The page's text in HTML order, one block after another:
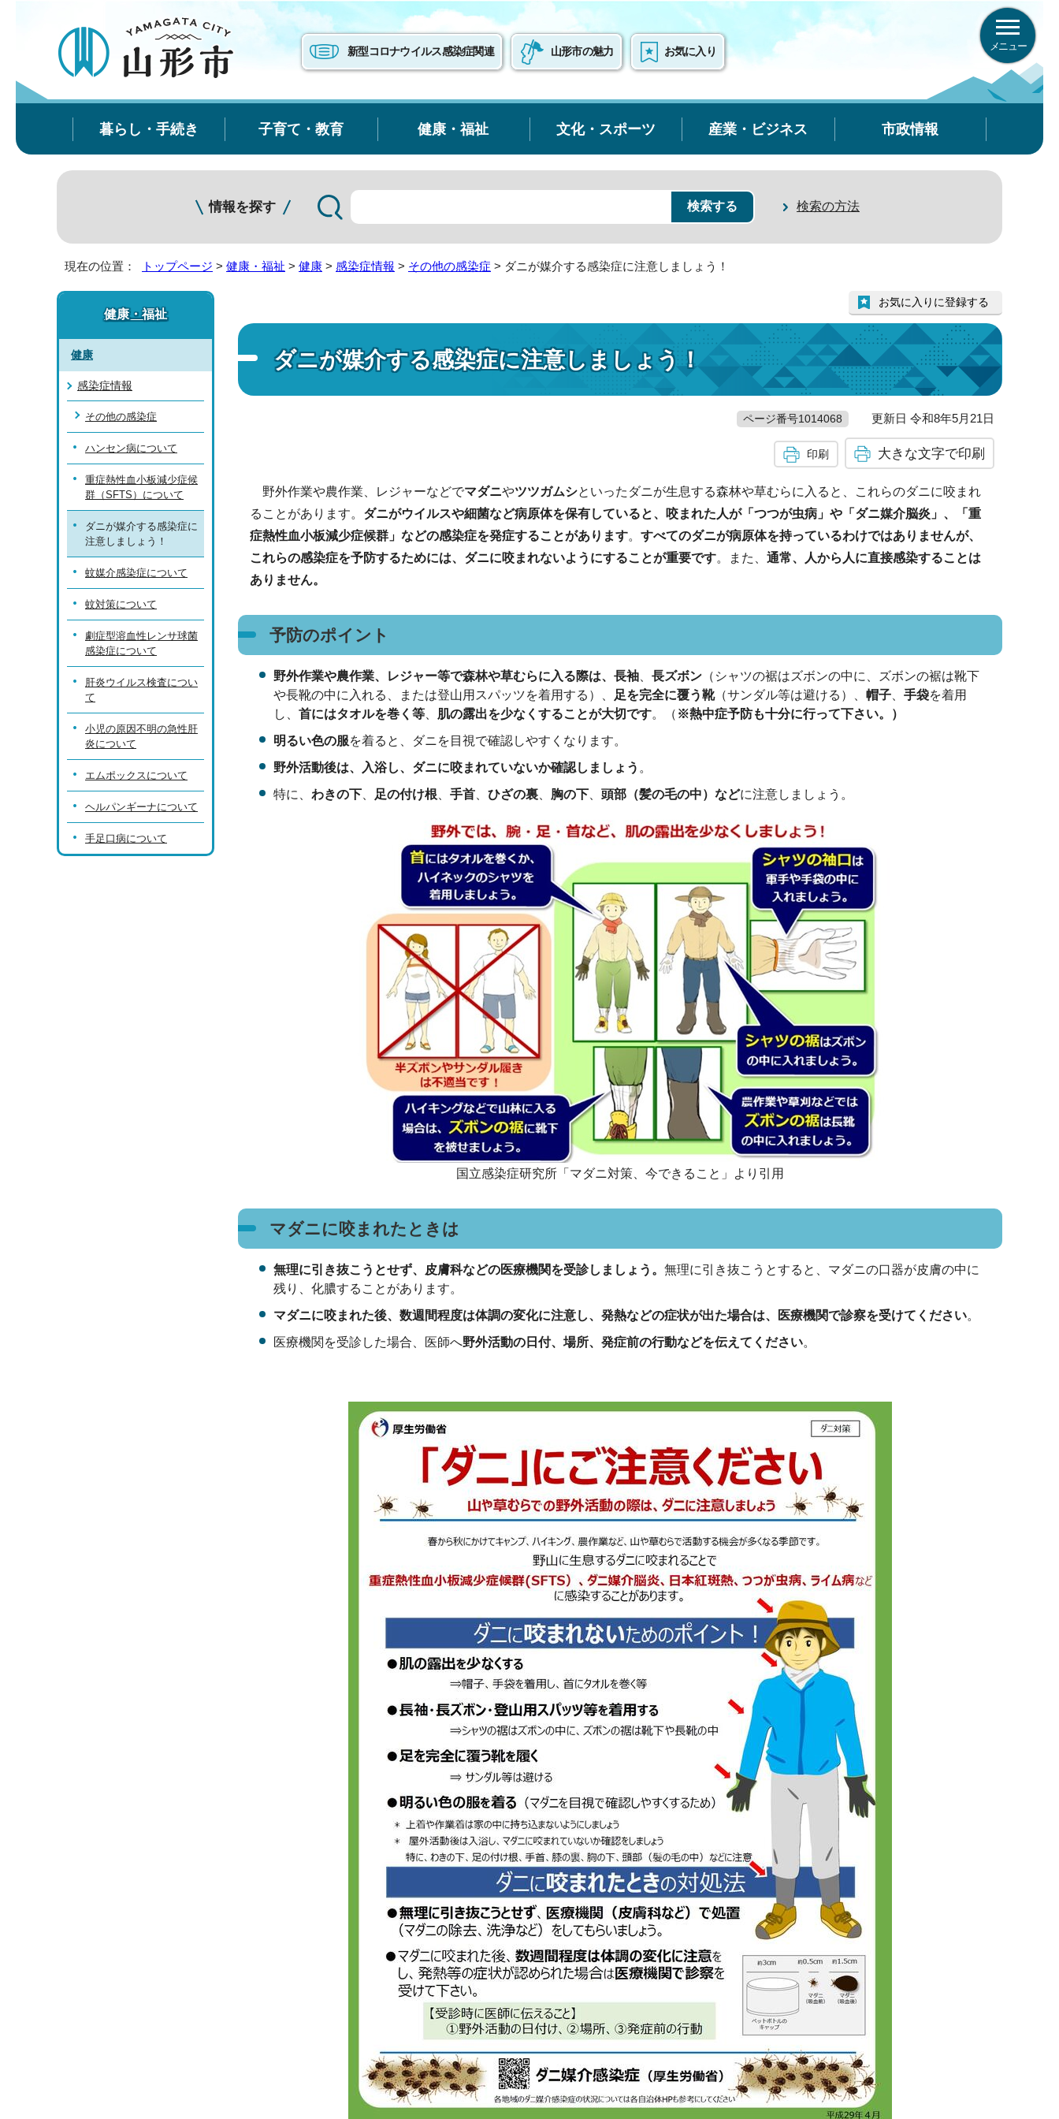
新型コロナウイルス感染症関連 山形市の魅力 お気に入り メニュー
暮らし・手続き 子育て・教育 健康・福祉 文化・スポーツ 産業・ビジネス 市政情報
情報を探す 検索の方法
現在の位置： トップページ > 健康・福祉 > 健康 > 感染症情報 > その他の感染症 > ダニが媒介する感染症に注意しましょう！
ダニが媒介する感染症に注意しましょう！
お気に入りに登録する
ページ番号1014068 更新日 令和8年5月21日
印刷 大きな文字で印刷
野外作業や農作業、レジャーなどでマダニやツツガムシといったダニが生息する森林や草むらに入ると、これらのダニに咬まれ
ることがあります。 ダニがウイルスや細菌など病原体を保有していると、咬まれた人が「つつが虫病」や「ダニ媒介脳炎」、「重
症熱性血小板減少症候群」 などの感染症を発症することがあります。 すべてのダニが病原体を持っているわけではありませんが、
これらの感染症を予防するためには、ダニに咬まれないようにすることが重要です。また、 通常、人から人に直接感染することは
ありません。
予防のポイント
野外作業や農作業、レジャー等で森林や草むらに入る際は、長袖 長ズボン （シャツの裾はズボンの中に、ズボンの裾は靴下
や長靴の中に入れる、または登山用スパッツを着用する）、
足を完全に覆う靴（サンダル等は避ける）、 帽子 手袋を着用
し、 首にはタオルを巻く等 肌の露出を少なくすることが大切です。（ ※熱中症予防も十分に行って下さい。）
明るい色の服を着ると、ダニを目視で確認しやすくなります。
野外活動後は、入浴し、ダニに咬まれていないか確認しましょう 。
特に、 わきの下 足の付け根 手首 ひざの裏 胸の下 頭部（髪の毛の中）などに注意しましょう。
国立感染症研究所「マダニ対策、今できること」より引用
マダニに咬まれたときは
無理に引き抜こうとせず、皮膚科などの医療機関を受診しましょう。 無理に引き抜こうとすると、マダニの口器が皮膚の中に
残り、化膿することがあります。
マダニに咬まれた後、数週間程度は体調の変化に注意し、発熱などの症状が出た場合は、医療機関で診察を受けてください。
医療機関を受診した場合、医師へ野外活動の日付、場所、発症前の行動などを伝えてください。
健康・福祉
健康
感染症情報
その他の感染症
ハンセン病について
重症熱性血小板減少症候
群（SFTS）について
ダニが媒介する感染症に
注意しましょう！
蚊媒介感染症について
蚊対策について
劇症型溶血性レンサ球菌
感染症について
肝炎ウイルス検査につい
て
小児の原因不明の急性肝
炎について
エムポックスについて
ヘルパンギーナについて
手足口病について